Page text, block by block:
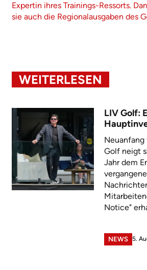
Expertin ihres Trainings-Ressorts.
sie auch die Regionalausgaben des
WEITERLESEN
LIV Golf:
Neuanfang
Golf neigt
Jahr dem
Notice"
NEWS 5.